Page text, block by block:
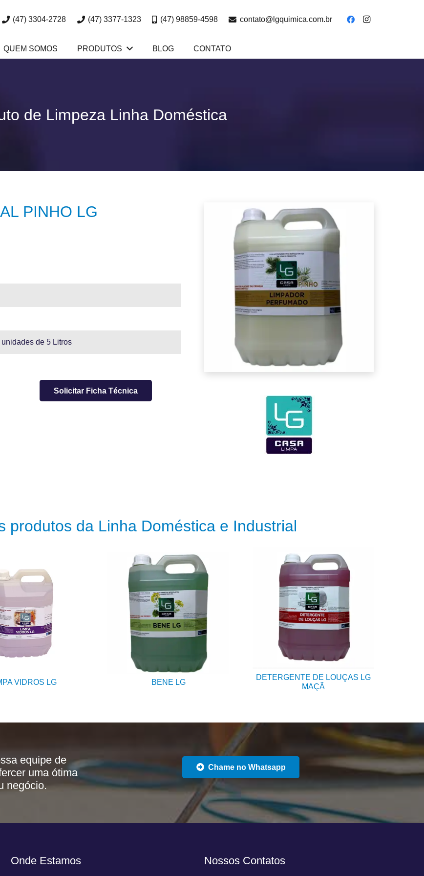
(47) 3304-2728 (47) 3377-1323 (47) 98859-4598 contato@lgquimica.com.br
QUEM SOMOS PRODUTOS BLOG CONTATO
de Limpeza Linha Doméstica
PINHO LG
de 5 Litros
Solicitar Ficha Técnica
produtos da Linha Doméstica e Industrial
VIDROS LG BENE LG
DETERGENTE DE LOUÇAS LG
MAÇÃ
equipe de
uma ótima
negócio.
Chame no Whatsapp
Onde Estamos Nossos Contatos